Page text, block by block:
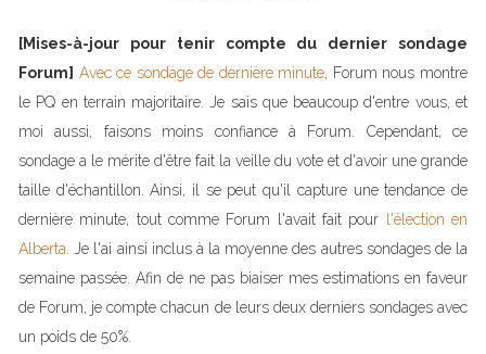
[Mises-à-jour pour tenir compte du dernier sondage
Forum] Avec ce sondage de dernière minute, Forum nous montre
le PQ en terrain majoritaire. Je sais que beaucoup d'entre vous, et
moi aussi, faisons moins confiance à Forum. Cependant, ce
sondage a le mérite d'être fait la veille du vote et d'avoir une grande
taille d'échantillon. Ainsi, il se peut qu'il capture une tendance de
dernière minute, tout comme Forum l'avait fait pour
l'élection en
Alberta . Je l'ai ainsi inclus à la moyenne des autres sondages de la
semaine passée. Afin de ne pas biaiser mes estimations en faveur
de Forum, je compte chacun de leurs deux derniers sondages avec
un poids de 50%.